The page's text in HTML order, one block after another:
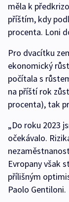
měla k
příštím, kdy
procenta. Loni
Pro dvacítku
ekonomický
počítala s
na příští rok
procenta), tak
„Do roku 2023
očekávalo.
Evropany však
přílišným
Paolo Gentiloni.